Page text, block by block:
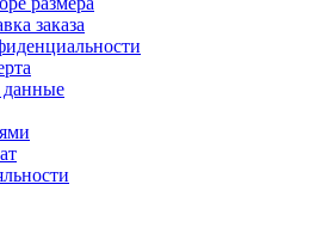
заказа
данные